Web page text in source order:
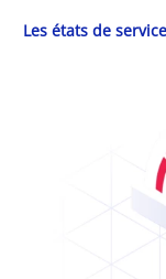
Les états de service